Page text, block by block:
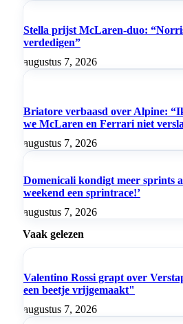
Stella prijst McLaren-duo:
verdedigen”
augustus 7, 2026
Briatore verbaasd over Alpine:
we McLaren en Ferrari niet
augustus 7, 2026
Domenicali kondigt meer sprints
weekend een sprintrace!’
augustus 7, 2026
Vaak gelezen
Valentino Rossi grapt over
een beetje vrijgemaakt"
augustus 7, 2026